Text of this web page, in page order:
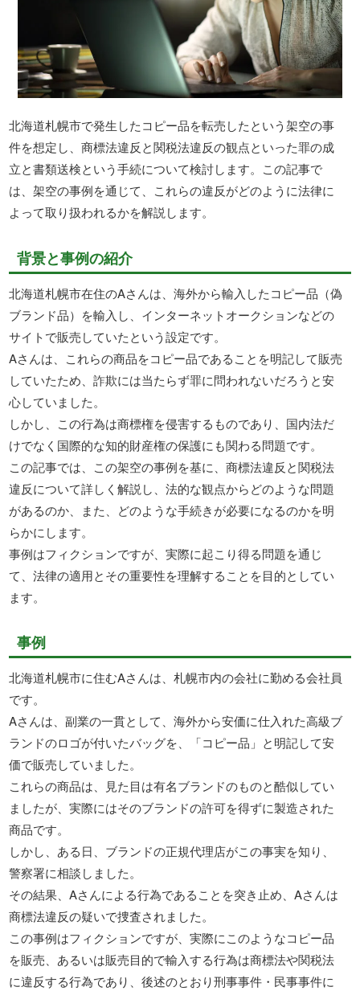
北海道札幌市で発生したコピー品を転売したという架空の事
件を想定し、商標法違反と関税法違反の観点といった罪の成
立と書類送検という手続について検討します。この記事で
は、架空の事例を通じて、これらの違反がどのように法律に
よって取り扱われるかを解説します。
背景と事例の紹介
北海道札幌市在住のAさんは、海外から輸入したコピー品（偽
ブランド品）を輸入し、インターネットオークションなどの
サイトで販売していたという設定です。
Aさんは、これらの商品をコピー品であることを明記して販売
していたため、詐欺には当たらず罪に問われないだろうと安
心していました。
しかし、この行為は商標権を侵害するものであり、国内法だ
けでなく国際的な知的財産権の保護にも関わる問題です。
この記事では、この架空の事例を基に、商標法違反と関税法
違反について詳しく解説し、法的な観点からどのような問題
があるのか、また、どのような手続きが必要になるのかを明
らかにします。
事例はフィクションですが、実際に起こり得る問題を通じ
て、法律の適用とその重要性を理解することを目的としてい
ます。
事例
北海道札幌市に住むAさんは、札幌市内の会社に勤める会社員
です。
Aさんは、副業の一貫として、海外から安価に仕入れた高級ブ
ランドのロゴが付いたバッグを、「コピー品」と明記して安
価で販売していました。
これらの商品は、見た目は有名ブランドのものと酷似してい
ましたが、実際にはそのブランドの許可を得ずに製造された
商品です。
しかし、ある日、ブランドの正規代理店がこの事実を知り、
警察署に相談しました。
その結果、Aさんによる行為であることを突き止め、Aさんは
商標法違反の疑いで捜査されました。
この事例はフィクションですが、実際にこのようなコピー品
を販売、あるいは販売目的で輸入する行為は商標法や関税法
に違反する行為であり、後述のとおり刑事事件・民事事件に